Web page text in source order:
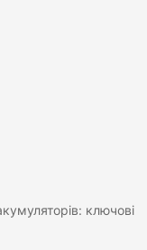
ключові